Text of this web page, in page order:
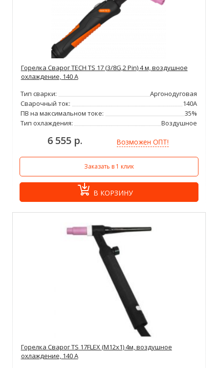
Горелка Сварог TECH TS 17 (3/8G,2 Pin) 4 м, воздушное
охлаждение, 140 А
Тип сварки:
Аргонодуговая
Сварочный ток:
140А
ПВ на максимальном токе:
35%
Тип охлаждения:
Воздушное
6 555 р. Возможен ОПТ!
Заказать в 1 клик
В КОРЗИНУ
Горелка Сварог TS 17FLEX (M12x1) 4м, воздушное
охлаждение, 140 А